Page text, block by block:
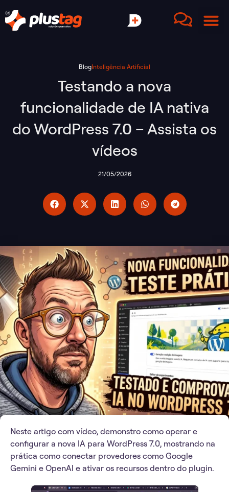
BlogInteligência Artificial
Testando a nova
funcionalidade de IA nativa
do WordPress 7.0 – Assista os
vídeos
21/05/2026
Neste artigo com vídeo, demonstro como operar e
configurar a nova IA para WordPress 7.0, mostrando na
prática como conectar provedores como Google
Gemini e OpenAI e ativar os recursos dentro do plugin.